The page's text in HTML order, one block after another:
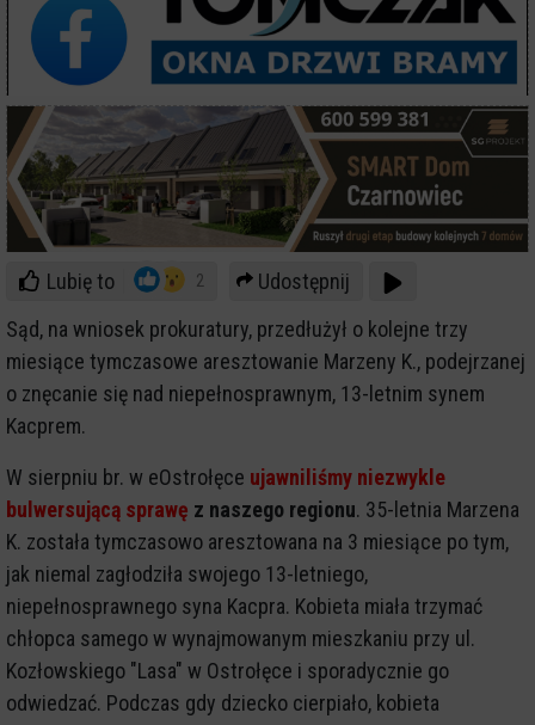
Lubię to 2
Udostępnij
Sąd, na wniosek prokuratury, przedłużył o kolejne trzy
miesiące tymczasowe aresztowanie Marzeny K., podejrzanej
o znęcanie się nad niepełnosprawnym, 13-letnim synem
Kacprem.
W sierpniu br. w eOstrołęce ujawniliśmy niezwykle
bulwersującą sprawę z naszego regionu. 35-letnia Marzena
K. została tymczasowo aresztowana na 3 miesiące po tym,
jak niemal zagłodziła swojego 13-letniego,
niepełnosprawnego syna Kacpra. Kobieta miała trzymać
chłopca samego w wynajmowanym mieszkaniu przy ul.
Kozłowskiego "Lasa" w Ostrołęce i sporadycznie go
odwiedzać. Podczas gdy dziecko cierpiało, kobieta